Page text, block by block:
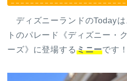
ディズニーランドのToday
トのパレード《ディズニー・
ーズ》に登場するミニーです！